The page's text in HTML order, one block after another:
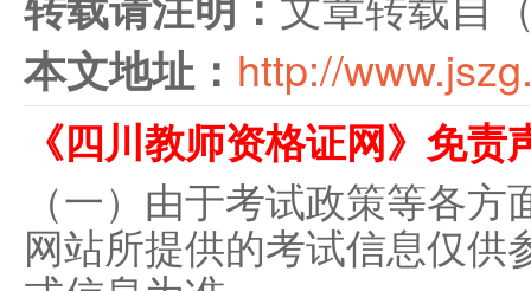
本文地址： http://
《四川教师资格证网》免责
（一）由于考试政策等各
网站所提供的考试信息仅